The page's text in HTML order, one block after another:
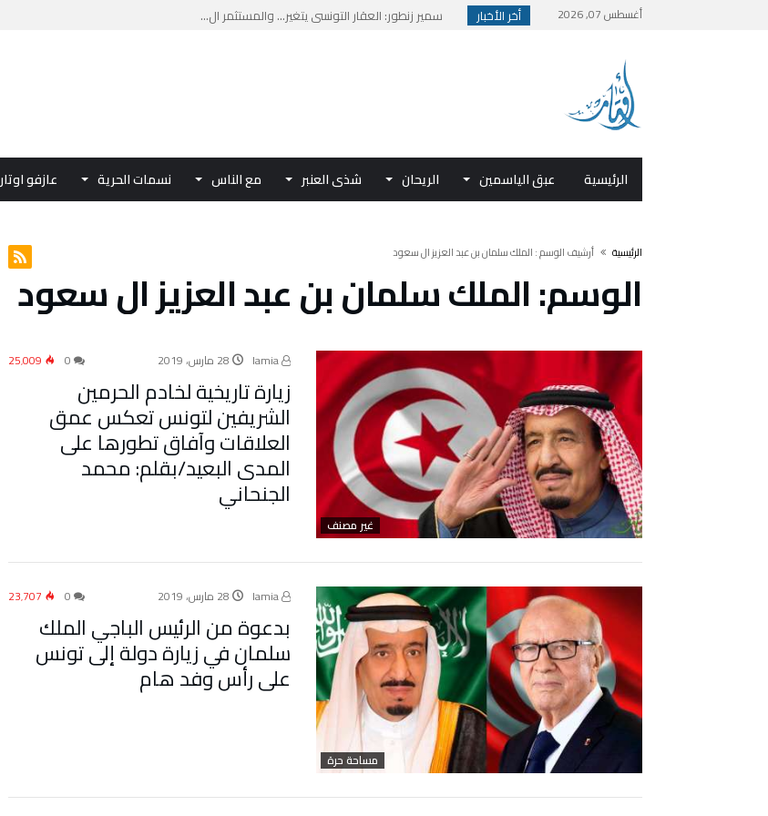
أغسطس 07, 2026 أخر الأخبار
تونسنا..مغربنا..عراقنا . نشيد / بقلم: إيناس ال...
الرئيسية عبق الياسمين الريحان شذى العنبر مع الناس نسمات الحرية عازفو اوتار
‫الرئيسية‬ ‫أرشيف الوسم :‬ الملك سلمان بن عبد العزيز ال سعود
الوسم: الملك سلمان بن عبد العزيز ال سعود
غير مصنف
lamia 28 مارس، 2019 25٬009
زيارة تاريخية لخادم الحرمين
الشريفين لتونس تعكس عمق
العلاقات وآفاق تطورها على
المدى البعيد/بقلم: محمد
الجنحاني
مساحة حرة
lamia 28 مارس، 2019 23٬707
بدعوة من الرئيس الباجي الملك
سلمان في زيارة دولة إلى تونس
على رأس وفد هام